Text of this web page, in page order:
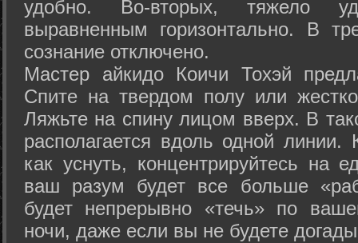
удобно. Во-вторых, тяжело
выравненным горизонтально. В
сознание отключено.
Мастер айкидо Коичи Тохэй
Спите на твердом полу или
Ляжьте на спину лицом вверх. В
располагается вдоль одной
как уснуть, концентрируйтесь на
ваш разум будет все больше
будет непрерывно «течь» по
ночи, даже если вы не будете